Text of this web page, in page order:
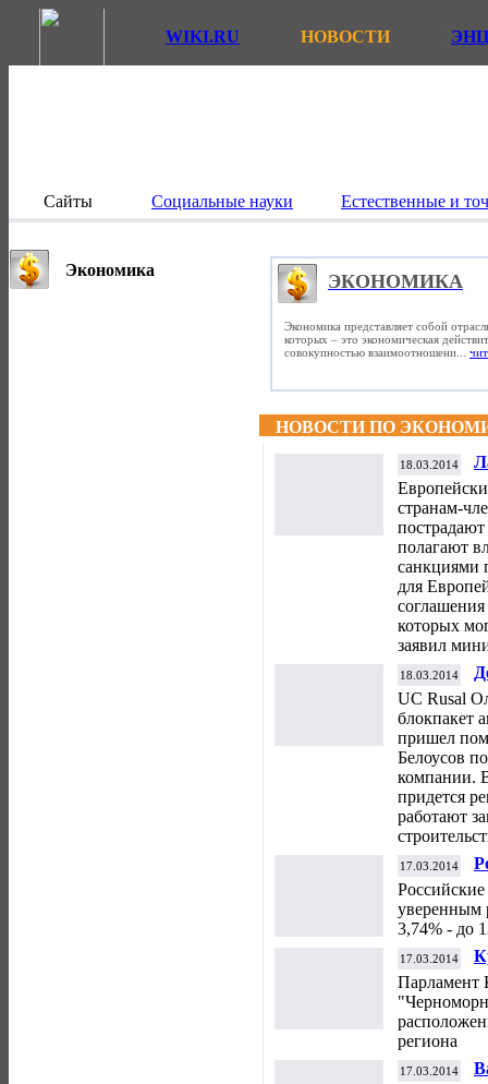
WIKI.RU НОВОСТИ
Сайты Социальные науки Естественные и
Экономика
ЭКОНОМИКА
Экономика представляет собой
которых – это экономическая
совокупностью взаимоотношени...
НОВОСТИ ПО
18.03.2014
странам-
пострадают
полагают
санкциями
для
которых
заявил
18.03.2014
UC Rusal
блокпакет
пришел
Белоусов
компании.
придется
работают
17.03.2014
уверенным
3,74% - до
17.03.2014
Парламент
региона
17.03.2014